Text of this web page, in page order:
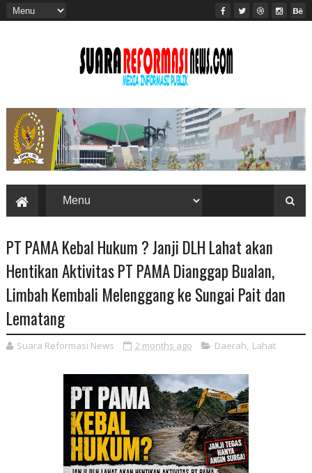
PT PAMA Kebal Hukum ? Janji DLH Lahat akan
Hentikan Aktivitas PT PAMA Dianggap Bualan,
Limbah Kembali Melenggang ke Sungai Pait dan
Lematang
Suara Reformasi News 2 months ago Daerah, Lahat